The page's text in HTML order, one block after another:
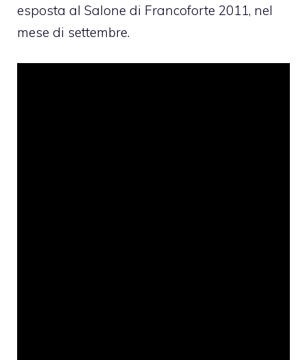
esposta al Salone di Francoforte 2011, nel
mese di settembre.